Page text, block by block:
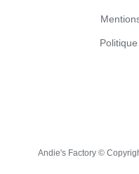
Andie's Factory ©